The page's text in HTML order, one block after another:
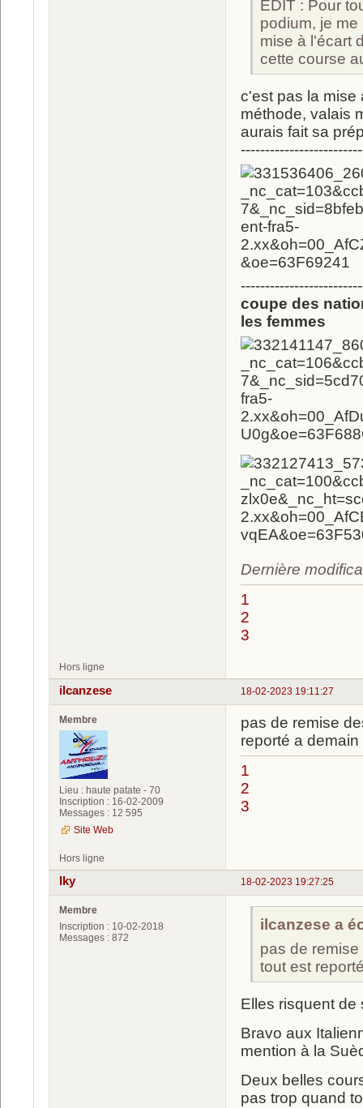
EDIT : Pour
podium, je
mise à l'écart
cette course
c'est pas la mise
méthode, valais
aurais fait sa
coupe des
les femmes
Dernière
1
2
3
Hors ligne
18-02-2023 19:11:27
ilcanzese
Membre
Lieu : haute patate - 70
Inscription : 16-02-2009
Messages : 12 595
Site Web
pas de remise
reporté a demain
1
2
3
Hors ligne
18-02-2023 19:27:25
Iky
Membre
Inscription : 10-02-2018
Messages : 872
ilcanzese a
pas de
tout est
Elles risquent
Bravo aux
mention à la
Deux belles
pas trop quand